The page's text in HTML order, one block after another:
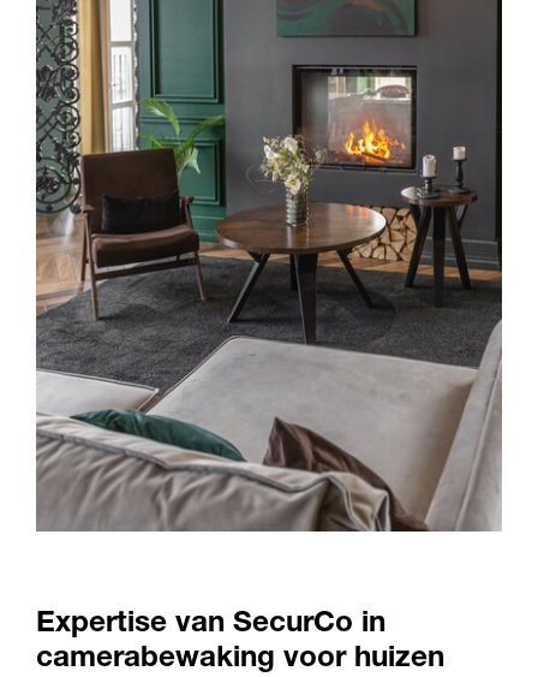
Expertise van SecurCo in
camerabewaking voor huizen